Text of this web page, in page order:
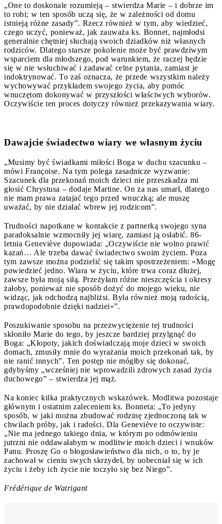
„One to doskonale rozumieją – stwierdza Marie – i dobrze im
to robi; w ten sposób uczą się, że w zależności od domu
istnieją różne zasady”. Rzecz również w tym, aby wiedzieć,
czego uczyć, ponieważ, jak zauważa ks. Bonnet, najmłodsi
generalnie chętniej słuchają swoich dziadków niż własnych
rodziców. Dlatego starsze pokolenie może być prawdziwym
wsparciem dla młodszego, pod warunkiem, że raczej będzie
się w nie wsłuchiwać i zadawać celne pytania, zamiast je
indoktrynować. To zaś oznacza, że przede wszystkim należy
wychowywać przykładem swojego życia, aby pomóc
wnuczętom dokonywać w przyszłości właściwych wyborów.
Oczywiście ten proces dotyczy również przekazywania wiary.
Dawajcie świadectwo wiary we własnym życiu
„Musimy być świadkami miłości Boga w duchu szacunku –
mówi Françoise. Na tym polega zasadnicze wyzwanie:
Szacunek dla przekonań moich dzieci nie przeszkadza mi
głosić Chrystusa – dodaje Martine. On za nas umarł, dlatego
nie mam prawa zatajać tego przed wnuczką; ale muszę
uważać, by nie działać wbrew jej rodzicom”.
Trudności napotkane w kontakcie z partnerką swojego syna
paradoksalnie wzmocniły jej wiarę, zamiast ją osłabić. 86-
letnia Geneviève dopowiada: „Oczywiście nie wolno prawić
kazań… Ale trzeba dawać świadectwo swoim życiem. Poza
tym zawsze można podzielić się takim spostrzeżeniem: «Mogę
powiedzieć jedno. Wiara w życiu, które trwa coraz dłużej,
zawsze była moją siłą. Przeżyłam różne nieszczęścia i okresy
żałoby, ponieważ nie sposób dożyć do mojego wieku, nie
widząc, jak odchodzą najbliżsi. Była również moją radością,
prawdopodobnie dzięki nadziei»”.
Poszukiwanie sposobu na przezwyciężenie tej trudności
skłoniło Marie do tego, by jeszcze bardziej przylgnąć do
Boga: „Kłopoty, jakich doświadczają moje dzieci w swoich
domach, zmusiły mnie do wyrażania moich przekonań tak, by
nie ranić innych”. Ten postęp nie mógłby się dokonać,
gdybyśmy „wcześniej nie wprowadzili zdrowych zasad życia
duchowego” – stwierdza jej mąż.
Na koniec kilka praktycznych wskazówek. Modlitwa pozostaje
głównym i ostatnim zaleceniem ks. Bonneta: „To jedyny
sposób, w jaki można zbudować rodzinę zjednoczoną tak w
chwilach próby, jak i radości. Dla Geneviève to oczywiste:
„Nie ma jednego takiego dnia, w którym po odmówieniu
jutrzni nie oddawałabym w modlitwie moich dzieci i wnuków
Panu. Proszę Go o błogosławieństwo dla nich, o to, by je
zachował w cieniu swych skrzydeł, by uobecniał się w ich
życiu i żeby ich życie nie toczyło się bez Niego”.
Frédérique de Watrigant